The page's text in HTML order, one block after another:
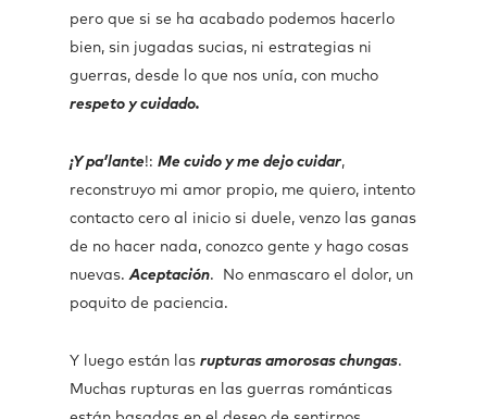
pero que si se ha acabado podemos hacerlo
bien, sin jugadas sucias, ni estrategias ni
guerras, desde lo que nos unía, con mucho
respeto y cuidado.
¡Y pa’lante!: Me cuido y me dejo cuidar,
reconstruyo mi amor propio, me quiero, intento
contacto cero al inicio si duele, venzo las ganas
de no hacer nada, conozco gente y hago cosas
nuevas.Aceptación. No enmascaro el dolor, un
poquito de paciencia.
Y luego están las rupturas amorosas chungas.
Muchas rupturas en las guerras románticas